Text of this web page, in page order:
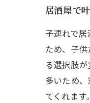
居酒屋で
子連れで
ため、子
る選択肢
多いため
てくれま